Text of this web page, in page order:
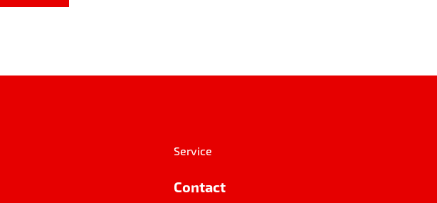
Service
Contact